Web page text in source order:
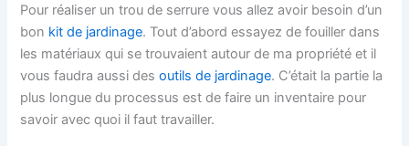
Pour réaliser un trou de serrure vous allez avoir besoin d’un
bon kit de jardinage. Tout d’abord essayez de fouiller dans
les matériaux qui se trouvaient autour de ma propriété et il
vous faudra aussi desoutils de jardinage. C’était la partie la
plus longue du processus est de faire un inventaire pour
savoir avec quoi il faut travailler.